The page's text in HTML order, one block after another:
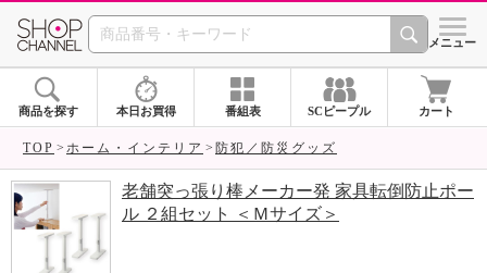
SHOP CHANNEL シメニュー
商品を探す 本日お買得 番組表 SCピープル カート
TOP ホーム・インテリア 防犯／防災グッズ
老舗突っ張り棒メーカー発 家具転倒防止ポー
ル ２組セット ＜Ｍサイズ＞